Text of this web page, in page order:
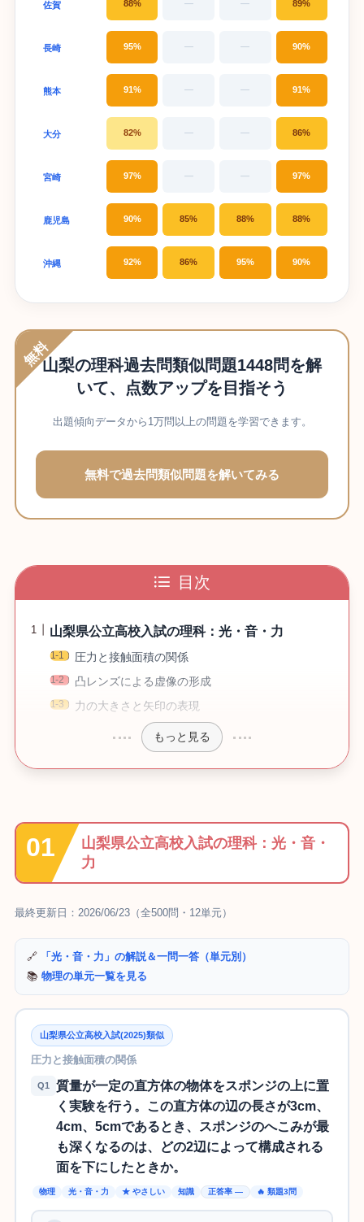
佐賀 88% — — 89%
長崎 95% — — 90%
熊本 91% — — 91%
大分 82% — — 86%
宮崎 97% — — 97%
鹿児島 90% 85% 88% 88%
沖縄 92% 86% 95% 90%
無料山梨の理科過去問類似問題1448問を解
いて、点数アップを目指そう
出題傾向データから1万問以上の問題を学習できます。
無料で過去問類似問題を解いてみる
目次
山梨県公立高校入試の理科：光・音・力
圧力と接触面積の関係
凸レンズによる虚像の形成
力の大きさと矢印の表現
もっと見る
山梨県公立高校入試の理科：光・音・
力
最終更新日：2026/06/23（全500問・12単元）
🔗
「光・音・力」の解説＆一問一答（単元別）
📚 物理の単元一覧を見る
山梨県公立高校入試(2025)類似
圧力と接触面積の関係
Q1
質量が一定の直方体の物体をスポンジの上に置
く実験を行う。この直方体の辺の長さが3cm、
4cm、5cmであるとき、スポンジのへこみが最
も深くなるのは、どの2辺によって構成される
面を下にしたときか。
物理 光・音・力 ★ やさしい 知識 正答率 — 🔥 類題3問